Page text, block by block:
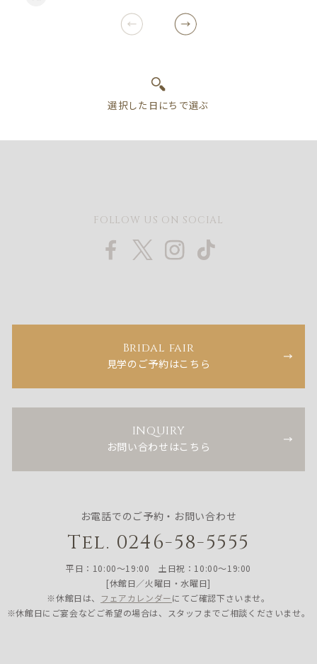
FOLLOW US ON SOCIAL
Bridal fair
見学のご予約はこちら
INQUIRY
お問い合わせはこちら
お電話でのご予約・お問い合わせ
Tel. 0246-58-5555
平日：10:00〜19:00 土日祝：10:00〜19:00
[休館日／火曜日・水曜日]
※休館日は、 フェアカレンダーにてご確認下さいませ。
※休館日にご宴会などご希望の場合は、スタッフまでご相談くださいませ。